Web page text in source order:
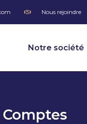
Nous rejoindre
Notre société